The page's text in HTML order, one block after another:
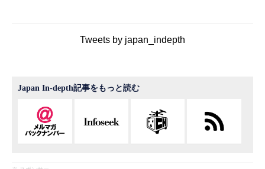
Tweets by japan_indepth
Japan In-depth記事をもっと読む